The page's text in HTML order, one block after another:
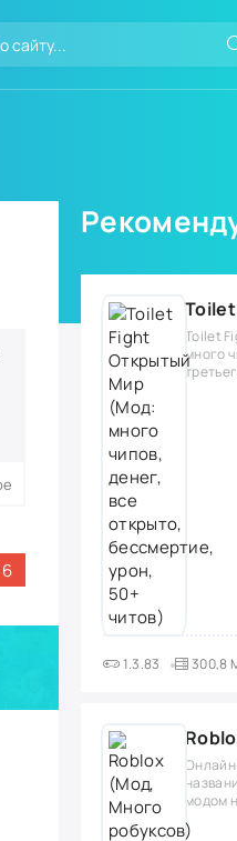
Toilet
много
1.3.83 300,8
модом
собой